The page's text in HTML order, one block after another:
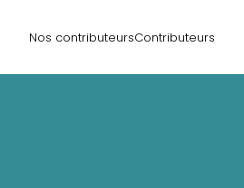
Nos contributeursContributeurs